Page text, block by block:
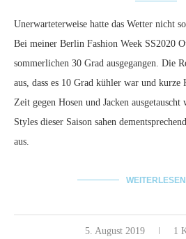
Unerwarteterweise hatte das Wetter nicht
Bei meiner Berlin Fashion Week SS2020
sommerlichen 30 Grad ausgegangen. Die
aus, dass es 10 Grad kühler war und
Zeit gegen Hosen und Jacken
Styles dieser Saison sahen
aus.
WEITERLESEN
5. August 2019 1